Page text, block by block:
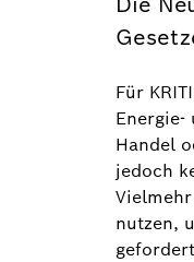
Für
Energie-
Handel
jedoch
nutzen,